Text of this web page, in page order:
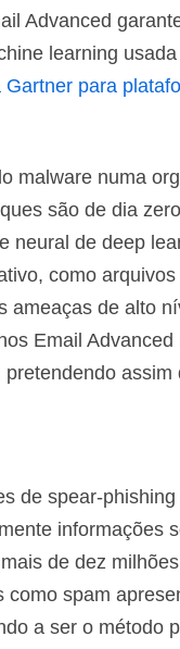
Advanced
learning
para
malware numa
são de dia
neural de deep
como
de alto
Email
de spear-
informações
de dez
spam
a ser o método